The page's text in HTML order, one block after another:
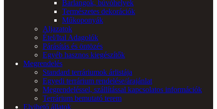
Barlangok, búvóhelyek
Természetes dekorációk
Műkoponyák
Aljazatok
Étel/Ital Adagolók
Párásítás és öntözés
Egyéb hasznos kiegészítők
Megrendelés
Standard terráriumok árlistája
Egyedi terrárium rendelése/árajánlat
Megrendeléssel, szállítással kapcsolatos információk
Terrárium bemutató terem
Elvihető állatok